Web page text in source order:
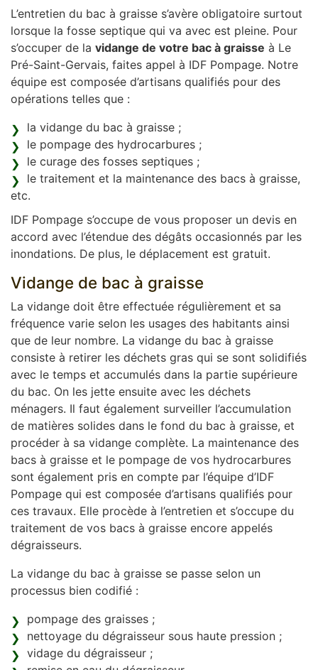
L’entretien du bac à graisse s’avère obligatoire surtout
lorsque la fosse septique qui va avec est pleine. Pour
s’occuper de la vidange de votre bac à graisse à Le
Pré-Saint-Gervais, faites appel à IDF Pompage. Notre
équipe est composée d’artisans qualifiés pour des
opérations telles que :
la vidange du bac à graisse ;
le pompage des hydrocarbures ;
le curage des fosses septiques ;
le traitement et la maintenance des bacs à graisse,
etc.
IDF Pompage s’occupe de vous proposer un devis en
accord avec l’étendue des dégâts occasionnés par les
inondations. De plus, le déplacement est gratuit.
Vidange de bac à graisse
La vidange doit être effectuée régulièrement et sa
fréquence varie selon les usages des habitants ainsi
que de leur nombre. La vidange du bac à graisse
consiste à retirer les déchets gras qui se sont solidifiés
avec le temps et accumulés dans la partie supérieure
du bac. On les jette ensuite avec les déchets
ménagers. Il faut également surveiller l’accumulation
de matières solides dans le fond du bac à graisse, et
procéder à sa vidange complète. La maintenance des
bacs à graisse et le pompage de vos hydrocarbures
sont également pris en compte par l’équipe d’IDF
Pompage qui est composée d’artisans qualifiés pour
ces travaux. Elle procède à l’entretien et s’occupe du
traitement de vos bacs à graisse encore appelés
dégraisseurs.
La vidange du bac à graisse se passe selon un
processus bien codifié :
pompage des graisses ;
nettoyage du dégraisseur sous haute pression ;
vidage du dégraisseur ;